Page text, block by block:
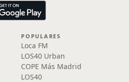
POPULARES
Loca FM
LOS40 Urban
COPE Más Madrid
LOS40